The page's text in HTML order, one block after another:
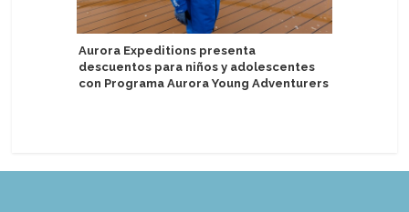
Aurora Expeditions presenta
descuentos para niños y adolescentes
con Programa Aurora Young Adventurers